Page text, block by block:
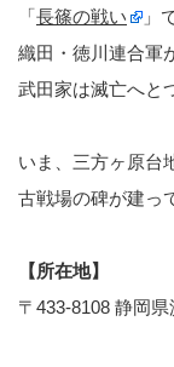
「長篠の戦い
」
織田・徳川連合軍
武田家は滅亡へと
いま、三方ヶ原台
古戦場の碑が建っ
【所在地】
〒433-8108 静岡